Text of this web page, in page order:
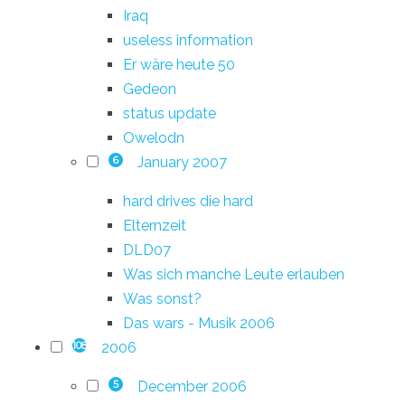
Iraq
useless information
Er wäre heute 50
Gedeon
status update
Owelodn
6 January 2007
hard drives die hard
Elternzeit
DLD07
Was sich manche Leute erlauben
Was sonst?
Das wars - Musik 2006
108 2006
5 December 2006